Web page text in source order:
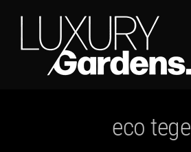
inhoud
eco tegel